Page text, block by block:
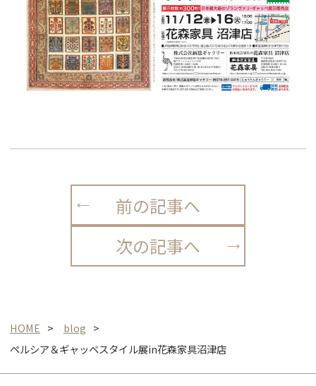
前の記事へ
次の記事へ
HOME
blog
ペルシア＆ギャッベスタイル展in花森家具沼津店